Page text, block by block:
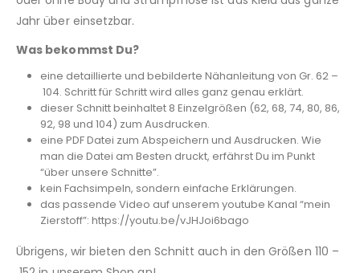
Jahr über einsetzbar.
Was bekommst Du?
eine detaillierte und bebilderte Nähanleitung von Gr. 62 –
104. Schritt für Schritt wird alles ganz genau erklärt.
dieser Schnitt beinhaltet 8 Einzelgrößen (62, 68, 74, 80, 86,
92, 98 und 104) zum Ausdrucken.
eine PDF Datei zum Abspeichern und Ausdrucken. Wie
man die Datei am Besten druckt, erfährst Du im Punkt
“über unsere Schnitte”.
kein Fachsimpeln, sondern einfache Erklärungen.
das passende Video auf unserem youtube Kanal “mein
Zierstoff”: https://youtu.be/vJHJoi6bago
Übrigens, wir bieten den Schnitt auch in den Größen 110 –